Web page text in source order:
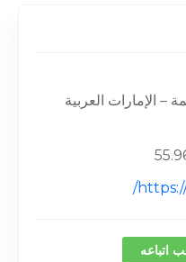
– الإمارات العربية
اتباعه